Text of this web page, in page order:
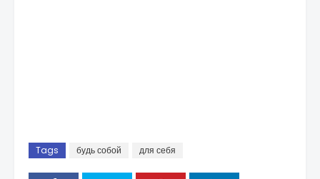
Tags будь собой для себя